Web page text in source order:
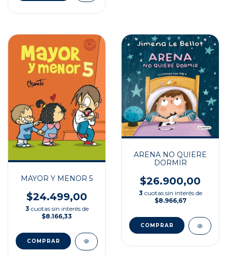
MAYOR Y MENOR 5
$24.499,00
3 cuotas sin interés de
$8.166,33
ARENA NO QUIERE
DORMIR
$26.900,00
3 cuotas sin interés de
$8.966,67